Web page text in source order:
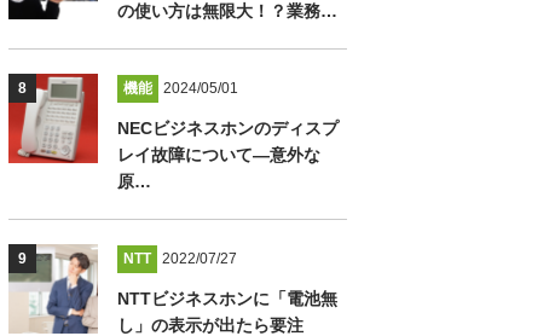
の使い方は無限大！？業務…
機能 2024/05/01
NECビジネスホンのディスプ
レイ故障について―意外な
原…
NTT 2022/07/27
NTTビジネスホンに「電池無
し」の表示が出たら要注